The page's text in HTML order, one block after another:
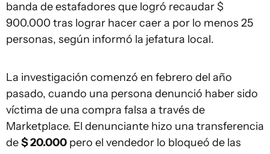
banda de estafadores que logró recaudar $
900.000 tras lograr hacer caer a por lo menos 25
personas, según informó la jefatura local.
La investigación comenzó en febrero del año
pasado, cuando una persona denunció haber sido
víctima de una compra falsa a través de
Marketplace. El denunciante hizo una transferencia
de$ 20.000 pero el vendedor lo bloqueó de las